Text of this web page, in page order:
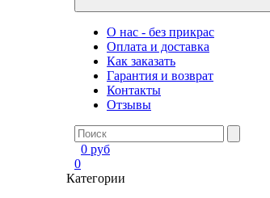
О нас - без прикрас
Оплата и доставка
Как заказать
Гарантия и возврат
Контакты
Отзывы
0
0 руб
Категории